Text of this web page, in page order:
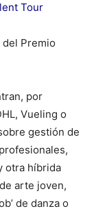
Tour
del Premio
por
Vueling o
gestión de
otra híbrida
arte joven,
de danza o